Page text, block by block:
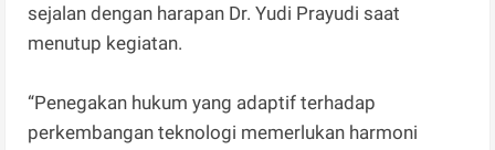
sejalan dengan harapan Dr. Yudi Prayudi saat
menutup kegiatan.
“Penegakan hukum yang adaptif terhadap
perkembangan teknologi memerlukan harmoni